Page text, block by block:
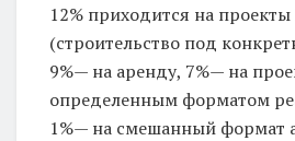
12% приходится на проекты
(строительство под
9%— на аренду, 7%— на
определенным форматом
1%— на смешанный формат